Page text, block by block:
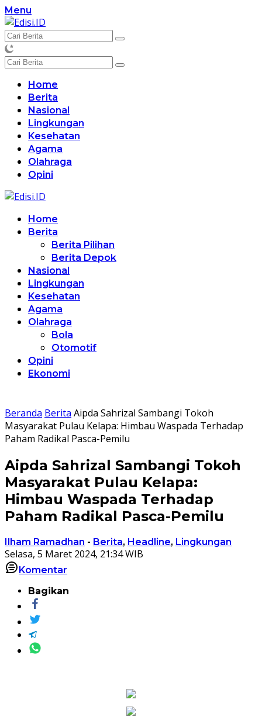
Langsung
ke
konten
Menu
Home
Berita
Nasional
Lingkungan
Kesehatan
Agama
Olahraga
Opini
Home
Berita
Berita Pilihan
Berita Depok
Nasional
Lingkungan
Kesehatan
Agama
Olahraga
Bola
Otomotif
Opini
Ekonomi
Beranda Berita Aipda Sahrizal Sambangi Tokoh
Masyarakat Pulau Kelapa: Himbau Waspada Terhadap
Paham Radikal Pasca-Pemilu
Aipda Sahrizal Sambangi Tokoh
Masyarakat Pulau Kelapa:
Himbau Waspada Terhadap
Paham Radikal Pasca-Pemilu
Ilham Ramadhan - Berita, Headline, Lingkungan
Selasa, 5 Maret 2024, 21:34 WIB
Komentar
Bagikan